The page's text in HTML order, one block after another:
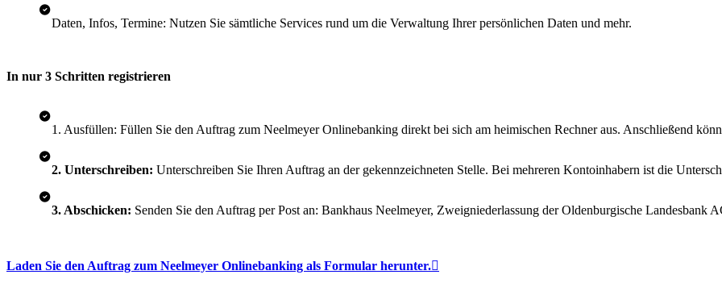
Daten, Infos, Termine: Nutzen Sie sämtliche Services rund um die Verwaltung Ihrer persönlichen Daten und mehr.
In nur 3 Schritten registrieren
1. Ausfüllen: Füllen Sie den Auftrag zum Neelmeyer Onlinebanking direkt bei sich am heimischen Rechner aus. Anschließend
2. Unterschreiben: Unterschreiben Sie Ihren Auftrag an der gekennzeichneten Stelle. Bei mehreren Kontoinhabern ist die
3. Abschicken: Senden Sie den Auftrag per Post an: Bankhaus Neelmeyer, Zweigniederlassung der Oldenburgische Landesbank
Laden Sie den Auftrag zum Neelmeyer Onlinebanking als Formular herunter.